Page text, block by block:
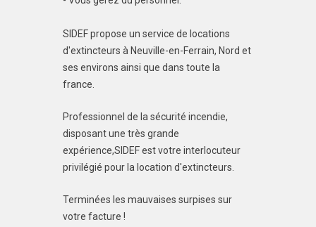
SIDEF propose un service de locations
d'extincteurs à Neuville-en-Ferrain, Nord et
ses environs ainsi que dans toute la
france.
Professionnel de la sécurité incendie,
disposant une très grande
expérience,SIDEF est votre interlocuteur
privilégié pour la location d'extincteurs.
Terminées les mauvaises surpises sur
votre facture !